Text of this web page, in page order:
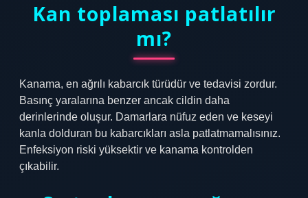
Kan toplaması patlatılır
mı?
Kanama, en ağrılı kabarcık türüdür ve tedavisi zordur.
Basınç yaralarına benzer ancak cildin daha
derinlerinde oluşur. Damarlara nüfuz eden ve keseyi
kanla dolduran bu kabarcıkları asla patlatmamalısınız.
Enfeksiyon riski yüksektir ve kanama kontrolden
çıkabilir.